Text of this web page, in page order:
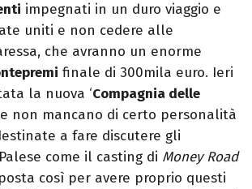
impegnati in un duro viaggio e
uniti e non cedere alle
che avranno un enorme
finale di 300mila euro. Ieri
la nuova ‘Compagnia delle
non mancano di certo personalità
a fare discutere gli
come il casting di Money Road
così per avere proprio questi